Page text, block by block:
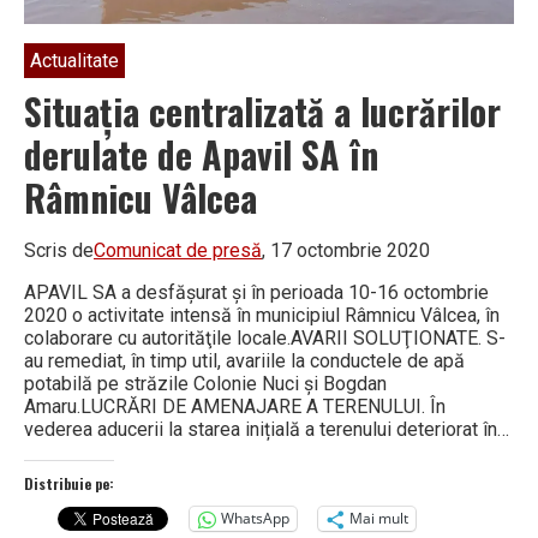
Actualitate
Situaţia centralizată a lucrărilor
derulate de Apavil SA în
Râmnicu Vâlcea
Scris deComunicat de presă, 17 octombrie 2020
APAVIL SA a desfăşurat şi în perioada 10-16 octombrie
2020 o activitate intensă în municipiul Râmnicu Vâlcea, în
colaborare cu autorităţile locale.AVARII SOLUŢIONATE. S-
au remediat, în timp util, avariile la conductele de apă
potabilă pe străzile Colonie Nuci și Bogdan
Amaru.LUCRĂRI DE AMENAJARE A TERENULUI. În
vederea aducerii la starea inițială a terenului deteriorat în…
Distribuie pe:
WhatsApp
Mai mult